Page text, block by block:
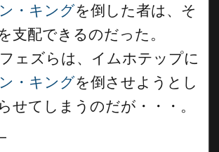
・キングを倒した者は、そ
支配できるのだった。
ェズらは、イムホテップに
・キングを倒させようとし
せてしまうのだが・・・。